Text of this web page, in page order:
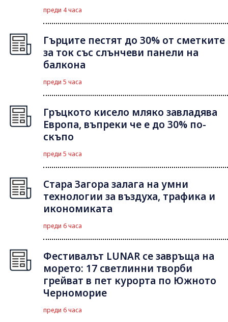
преди 4 часа
Гърците пестят до 30% от сметките
за ток със слънчеви панели на
балкона
преди 5 часа
Гръцкото кисело мляко завладява
Европа, въпреки че е до 30% по-
скъпо
преди 5 часа
Стара Загора залага на умни
технологии за въздуха, трафика и
икономиката
преди 6 часа
Фестивалът LUNAR се завръща на
морето: 17 светлинни творби
грейват в пет курорта по Южното
Черноморие
преди 6 часа